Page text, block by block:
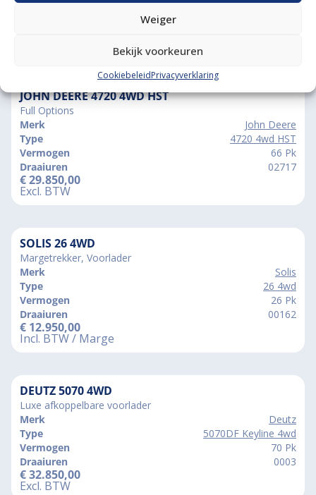
Weiger
Bekijk voorkeuren
CookiebeleidPrivacyverklaring
Vergelijkbare producten
JOHN DEERE 4720 4WD HST
Full Options
Merk
John Deere
Type
4720 4wd HST
Vermogen
66 Pk
Draaiuren
02717
€29.850,00
Excl. BTW
SOLIS 26 4WD
Margetrekker, Voorlader
Merk
Solis
Type
26 4wd
Vermogen
26 Pk
Draaiuren
00162
€ 12.950,00
Incl. BTW / Marge
DEUTZ 5070 4WD
Luxe afkoppelbare voorlader
Merk
Deutz
Type
5070DF Keyline 4wd
Vermogen
70 Pk
Draaiuren
0003
€32.850,00
Excl. BTW